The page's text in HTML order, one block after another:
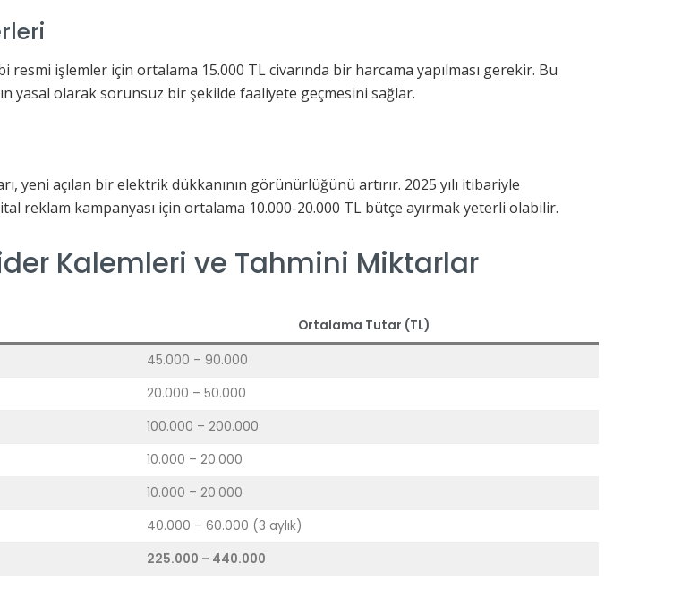
resmi işlemler için ortalama 15.000 TL civarında bir harcama yapılması gerekir. Bu
yasal olarak sorunsuz bir şekilde faaliyete geçmesini sağlar.
yeni açılan bir elektrik dükkanının görünürlüğünü artırır. 2025 yılı itibariyle
reklam kampanyası için ortalama 10.000-20.000 TL bütçe ayırmak yeterli olabilir.
Kalemleri ve Tahmini Miktarlar
Ortalama Tutar (TL)
45.000 – 90.000
20.000 – 50.000
100.000 – 200.000
10.000 – 20.000
10.000 – 20.000
40.000 – 60.000 (3 aylık)
225.000 – 440.000